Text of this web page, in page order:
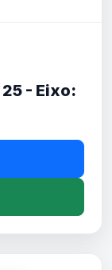
- Eixo: